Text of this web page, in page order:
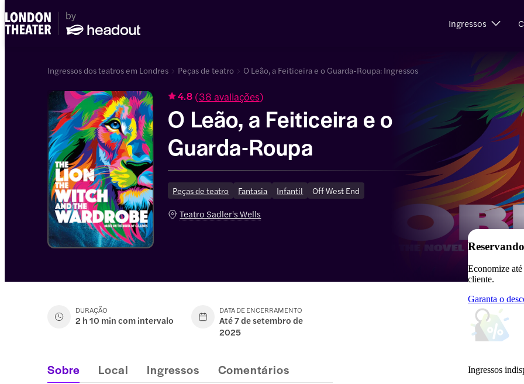
Ingressos
Ingressos dos teatros em Londres Peças de teatro O Leão, a Feiticeira e o Guarda-Roupa: Ingressos
4.8 (38 avaliações)
O Leão, a Feiticeira e o
Guarda-Roupa
Peças de teatro Fantasia Infantil Off West End
Teatro Sadler's Wells
DURAÇÃO
2 h 10 min com intervalo
DATA DE ENCERRAMENTO
Até 7 de setembro de
2025
Economize
cliente.
Garanta o
Ingressos
Sobre Local Ingressos Comentários